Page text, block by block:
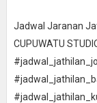
Jadwal Jaranan
CUPUWATU